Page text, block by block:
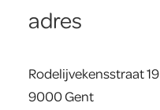
adres
Rodelijvekensstraat 19
9000 Gent